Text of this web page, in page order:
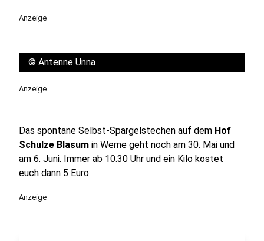
Anzeige
© Antenne Unna
Anzeige
Das spontane Selbst-Spargelstechen auf dem Hof
Schulze Blasum in Werne geht noch am 30. Mai und
am 6. Juni. Immer ab 10.30 Uhr und ein Kilo kostet
euch dann 5 Euro.
Anzeige